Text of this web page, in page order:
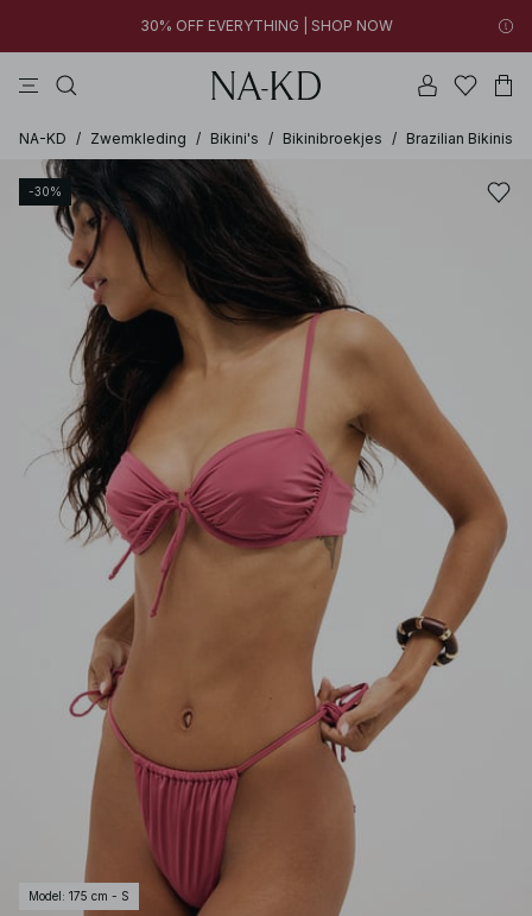
09h 21m 41s
FINAL SALE | SHOP NOW
30% OFF EVERYTHING | SHOP NOW
09h 21m 41s
FINAL SALE | SHOP NOW
30% OFF EVERYTHING | SHOP NOW
NA-KD / Zwemkleding / Bikini's / Bikinibroekjes / Brazilian Bikinis
-30%
Model : 175 cm - S